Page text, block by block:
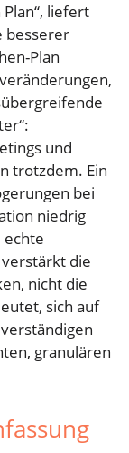
liefert
besserer
Plan
und
trotzdem. Ein
bei
niedrig
echte
die
nicht die
sich auf
granulären